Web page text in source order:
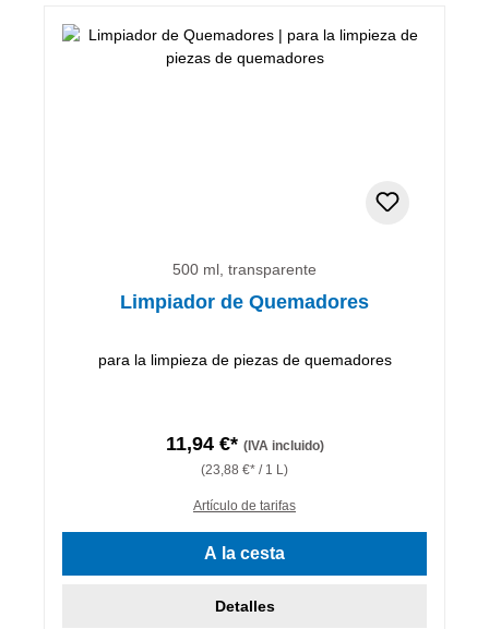
500 ml, transparente
Limpiador de Quemadores
para la limpieza de piezas de quemadores
11,94 €* (IVA incluido)
(23,88 €* / 1 L)
Artículo de tarifas
A la cesta
Detalles